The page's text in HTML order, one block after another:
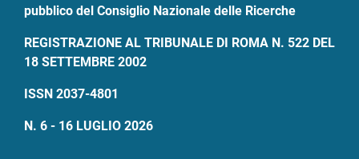
pubblico del Consiglio Nazionale delle Ricerche
REGISTRAZIONE AL TRIBUNALE DI ROMA N. 522 DEL
18 SETTEMBRE 2002
ISSN 2037-4801
N. 6 - 16 LUGLIO 2026